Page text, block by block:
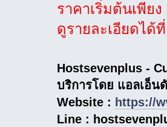
ราคาเริ่มต้นเพีย
ดูรายละเอียดได้ที่
Hostsevenplus -
บริการโดย แอลเอ็น
Website : https://
Line :